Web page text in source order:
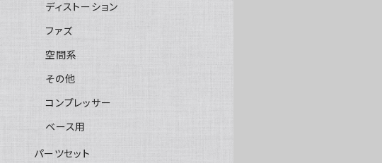
ディストーション
ファズ
空間系
その他
コンプレッサー
ベース用
パーツセット